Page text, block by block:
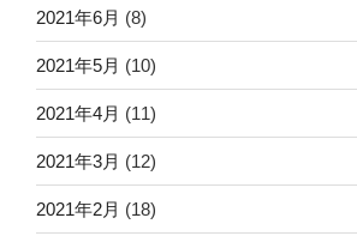
2021年6月 (8)
2021年5月 (10)
2021年4月 (11)
2021年3月 (12)
2021年2月 (18)